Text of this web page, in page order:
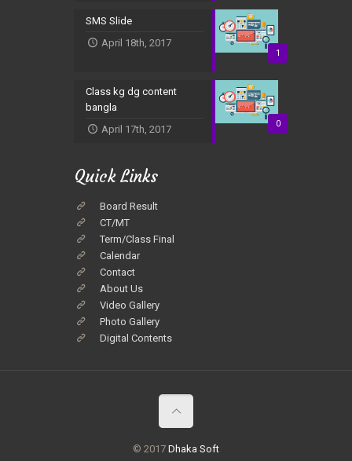
1
SMS Slide
April 18th, 2017
0
Class kg dg content
bangla
April 17th, 2017
Quick Links
Board Result
CT/MT
Term/Class Final
Calendar
Contact
About Us
Video Gallery
Photo Gallery
Digital Contents
© 2017 Dhaka Soft